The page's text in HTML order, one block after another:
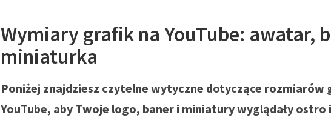
Wymiary grafik na YouTube: awatar,
miniaturka
Poniżej znajdziesz czytelne wytyczne dotyczące rozmiarów
YouTube, aby Twoje logo, baner i miniatury wyglądały ostro